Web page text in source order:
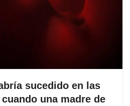
sucedido en las
una madre de